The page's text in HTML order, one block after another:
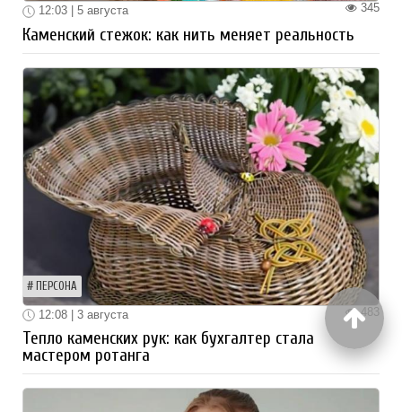
345
12:03 | 5 августа
Каменский стежок: как нить меняет реальность
ПЕРСОНА
483
12:08 | 3 августа
Тепло каменских рук: как бухгалтер стала
мастером ротанга